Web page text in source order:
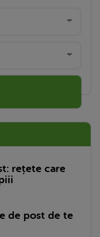
rețete care
de post de te